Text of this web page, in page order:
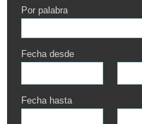
Por palabra
Fecha desde
Fecha hasta